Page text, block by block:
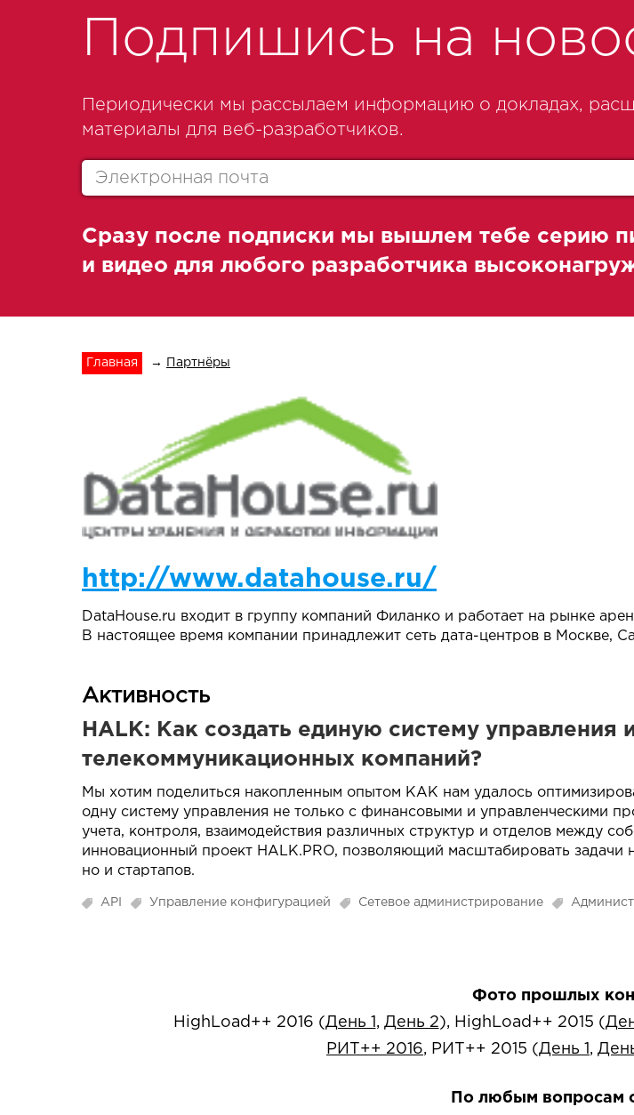
Подпишись на
Периодически мы рассылаем информацию о докладах,
материалы для веб-разработчиков.
Сразу после подписки мы вышлем тебе серию
и видео для любого разработчика
Главная → Партнёры
http://www.datahouse.ru/
DataHouse.ru входит в группу компаний Филанко и работает на рынке
В настоящее время компании принадлежит сеть дата-центров в Москве,
Активность
HALK: Как создать единую систему управления
телекоммуникационных компаний?
Мы хотим поделиться накопленным опытом КАК нам удалось
одну систему управления не только с финансовыми и управленческими
учета, контроля, взаимодействия различных структур и отделов между
инновационный проект HALK.PRO, позволяющий масштабировать
но и стартапов.
API Управление конфигурацией Сетевое администрирование
Фото прошлых
HighLoad++ 2016 (День 1 , День 2), HighLoad++ 2015 (
РИТ++ 2016, РИТ++ 2015 (День 1 ,
По любым вопросам